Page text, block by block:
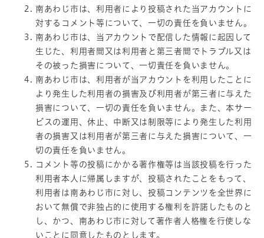
南あわじ市は、利用者により投稿された当アカウントに
対するコメント等について、一切の責任を負いません。
南あわじ市は、当アカウントで配信した情報に起因して
生じた、利用者間又は利用者と第三者間でトラブル又は
その被った損害について、一切責任を負いません。
南あわじ市は、利用者が当アカウントを利用したことに
より発生した利用者の損害及び利用者が第三者に与えた
損害について、一切の責任を負いません。また、本サー
ビスの運用、休止、中断又は制限等により発生した利用
者の損害又は利用者が第三者に与えた損害について、一
切の責任を負いません。
コメント等の投稿にかかる著作権等は当該投稿を行った
利用者本人に帰属しますが、投稿されたことをもって、
利用者は南あわじ市に対し、投稿コンテンツを全世界に
おいて無償で非独占的に使用する権利を許諾したものと
し、かつ、南あわじ市に対して著作者人格権を行使しな
いことに同意したものとします。